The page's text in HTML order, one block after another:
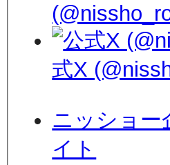
式X
ニッショー
イト